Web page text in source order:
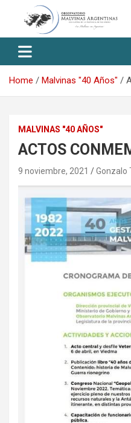
Observatorio
Negro
Home Malvinas "40 Años"
MALVINAS "40 AÑOS"
ACTOS
9 noviembre, 2021 Gonzalo